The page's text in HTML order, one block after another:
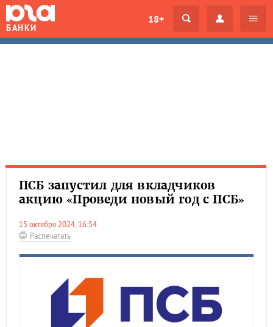
БАНКИ
18+
ПСБ запустил для вкладчиков
акцию «Проведи новый год с ПСБ»
15 октября 2024, 16:54
Распечатать